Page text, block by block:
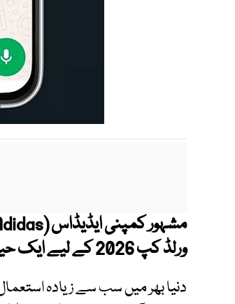
مشہور کمپنی ایڈیڈاس(Adidas)
ورلڈ کپ 2026 کے لیے ایک حیران کن اور جدید ترین اشتراک کا اعلان کر دیا ہے۔